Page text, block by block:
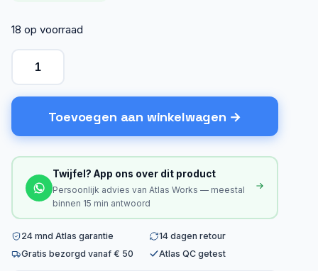
18 op voorraad
Toevoegen aan winkelwagen
Twijfel? App ons over dit product
Persoonlijk advies van Atlas Works — meestal
binnen 15 min antwoord
24 mnd Atlas garantie
14 dagen retour
Gratis bezorgd vanaf € 50
Atlas QC getest